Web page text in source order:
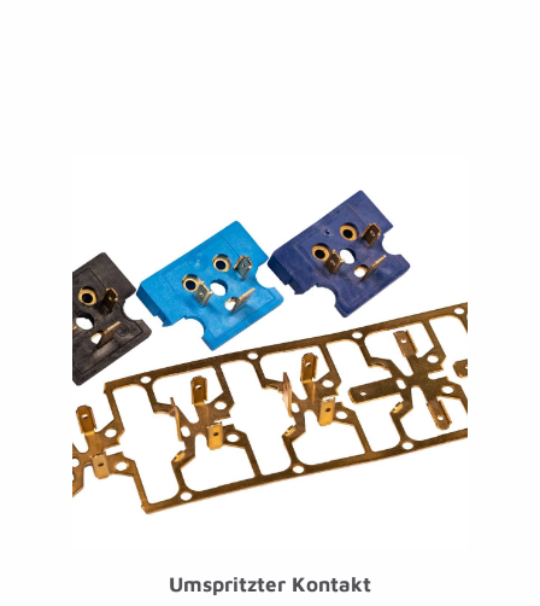
Umspritzter Kontakt